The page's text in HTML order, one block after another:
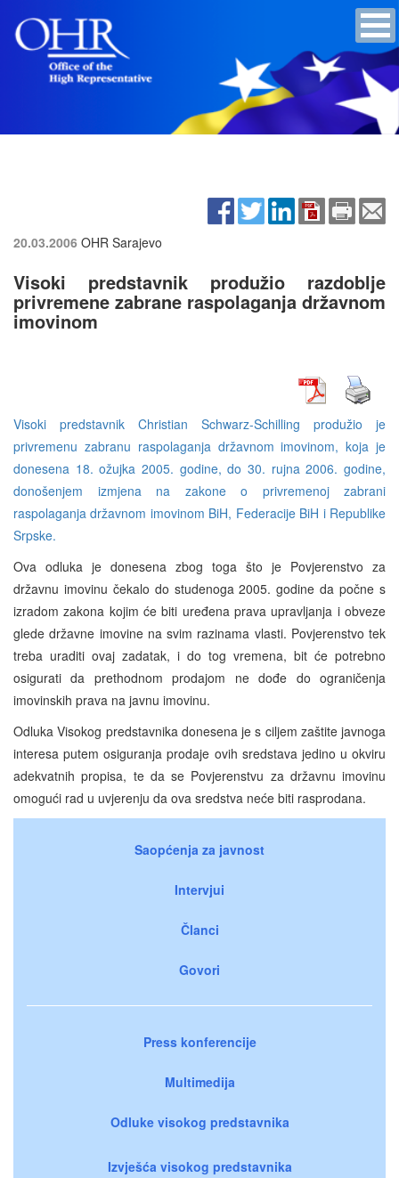
20.03.2006 OHR Sarajevo
Visoki predstavnik produžio razdoblje
privremene zabrane raspolaganja državnom
imovinom
Visoki predstavnik Christian Schwarz-Schilling produžio je
privremenu zabranu raspolaganja državnom imovinom, koja je
donesena 18. ožujka 2005. godine, do 30. rujna 2006. godine,
donošenjem izmjena na zakone o privremenoj zabrani
raspolaganja državnom imovinom BiH, Federacije BiH i Republike
Srpske.
Ova odluka je donesena zbog toga što je Povjerenstvo za
državnu imovinu čekalo do studenoga 2005. godine da počne s
izradom zakona kojim će biti uređena prava upravljanja i obveze
glede državne imovine na svim razinama vlasti. Povjerenstvo tek
treba uraditi ovaj zadatak, i do tog vremena, bit će potrebno
osigurati da prethodnom prodajom ne dođe do ograničenja
imovinskih prava na javnu imovinu.
Odluka Visokog predstavnika donesena je s ciljem zaštite javnoga
interesa putem osiguranja prodaje ovih sredstava jedino u okviru
adekvatnih propisa, te da se Povjerenstvu za državnu imovinu
omogući rad u uvjerenju da ova sredstva neće biti rasprodana.
Saopćenja za javnost
Intervjui
Članci
Govori
Press konferencije
Multimedija
Odluke visokog predstavnika
Izvješća visokog predstavnika